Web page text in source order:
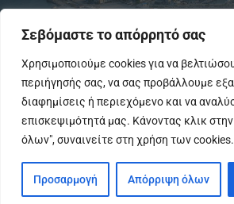
Σεβόμαστε το απόρρητό σας
Χρησιμοποιούμε cookies για να
περιήγησής σας, να σας προβάλλουμε
διαφημίσεις ή περιεχόμενο και να
επισκεψιμότητά μας. Κάνοντας κλικ
όλων", συναινείτε στη χρήση των cookies.
Προσαρμογή Απόρριψη όλων
To IPreveza.gr είναι μια σύγχρονη
Πρέβεζα, Πάργα, Φιλιππιάδα και την Ήπειρο
Πολιτικά, Αθλητικά και
Home
Κοινωνία Ήπειρος Πολιτική
Πολιτισμός
Διαφημίσεις-Αγγελίες